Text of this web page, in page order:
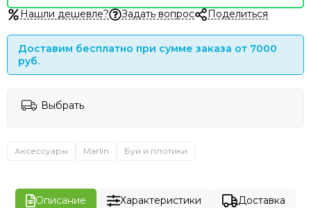
Нашли дешевле? Задать вопрос Поделиться
Доставим бесплатно при сумме заказа от 7000
руб.
Выбрать
Аксессуары Marlin Буи и плотики
Описание Характеристики
Доставка